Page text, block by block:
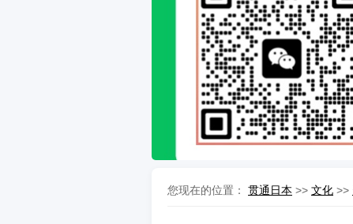
您现在的位置： 贯通日本 >> 文化 >>